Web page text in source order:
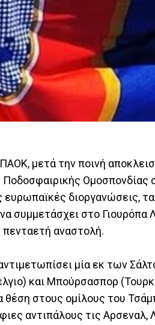
μετά την ποινή
Ομοσπονδίας
ευρωπαϊκές διοργανώσεις,
συμμετάσχει στο Γιουρόπα
αναστολή.
μία εκ των
και Μπούρσασπορ
στους ομίλους του
αντιπάλους τις Αρσεναλ,